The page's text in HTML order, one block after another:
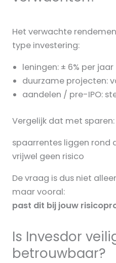
Het verwachte
type investering:
leningen: ± 6% per jaar
duurzame projecten:
aandelen / pre-IPO:
Vergelijk dat met sparen:
spaarrentes liggen rond
vrijwel geen risico
De vraag is dus niet
maar vooral:
past dit bij jouw
Is Invesdor
betrouwbaar?